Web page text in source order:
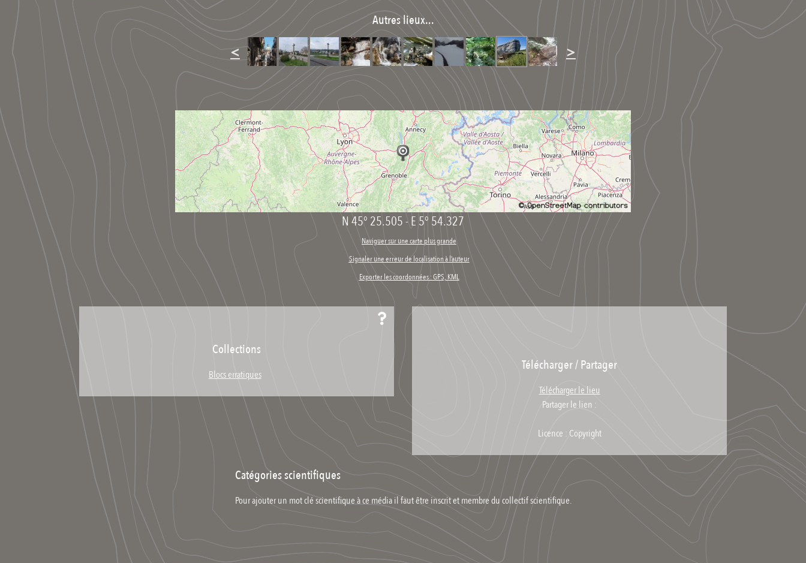
Autres lieux...
< >
N 45° 25.505-E 5° 54.327
Naviguer sur une carte plus grande
Signaler une erreur de localisation à l’auteur
Exporter les coordonnées : GPS, KML
Collections
Blocs erratiques
Télécharger / Partager
Télécharger le lieu
Partager le lien :
Licence : Copyright
Catégories scientifiques
Pour ajouter un mot clé scientifique à ce média il faut être inscrit et membre du collectif scientifique.